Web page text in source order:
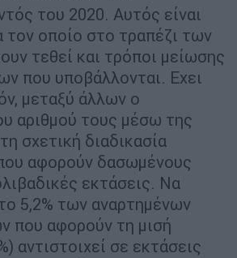
του 2020. Αυτός είναι
τον οποίο στο τραπέζι των
τεθεί και τρόποι μείωσης
που υποβάλλονται. Εχει
μεταξύ άλλων ο
αριθμού τους μέσω της
σχετική διαδικασία
αφορούν δασωμένους
εκτάσεις. Να
5,2% των αναρτημένων
που αφορούν τη μισή
αντιστοιχεί σε εκτάσεις